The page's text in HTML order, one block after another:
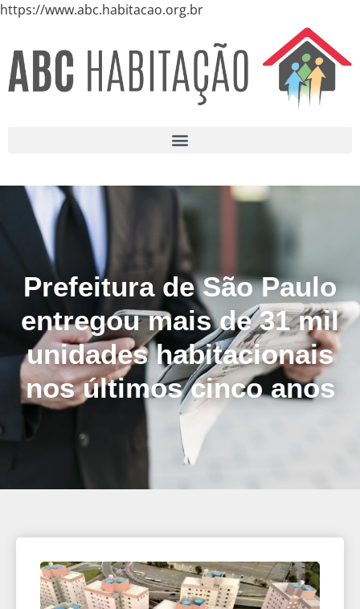
https://www.abc.habitacao.org.br
Prefeitura de São Paulo
entregou mais de 31 mil
unidades habitacionais
nos últimos cinco anos